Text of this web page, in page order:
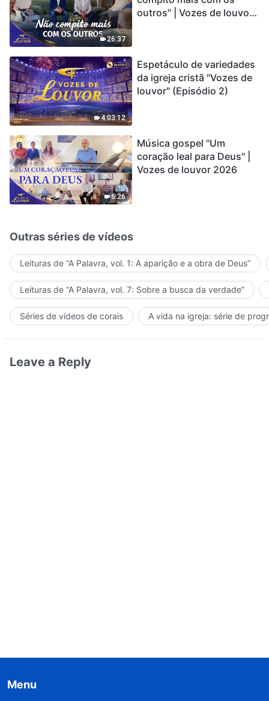
entrando em contagem
26:37
outros" | Vozes de louvor
4:03:12
Espetáculo de variedades
da igreja cristã "Vozes de
louvor" (Episódio 2)
6:26
Música gospel "Um
coração leal para Deus" |
Vozes de louvor 2026
Outras séries de vídeos
Leituras de “A Palavra, vol. 1: A aparição e a obra de Deus”
Leituras de “A Palavra, vol. 7: Sobre a busca da verdade”
Séries de vídeos de corais A vida na igreja: série de
Leave a Reply
Menu